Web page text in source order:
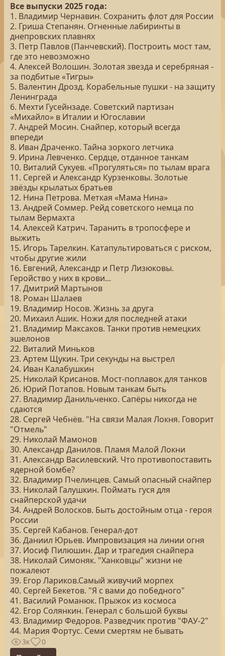
Все выпуски 2025 года:
1. Владимир Чернавин. Сохранить флот для России
2. Гриша Степанян. Огненные лабиринты в
днепровских плавнях
3. Петр Павлов (Панчевский). Построить мост там,
где это невозможно
4. Алексей Волошин. Золотая звезда и серебряная -
за подбитые «Тигры»
5. Валентин Дрозд. Корабельные пушки - на защиту
Ленинграда
6. Мехти Гусейнзаде. Советский партизан
«Михайло» в Италии и Югославии
7. Андрей Мосин. Снайпер, который всегда
впереди
8. Иван Драченко. Тайна зоркого летчика
9. Ирина Левченко. Сердце, отданное танкам
10. Виталий Сукуев. «Прогуляться» по тылам врага
11. Сергей и Александр Курзенковы. Золотые
звёзды крылатых братьев
12. Нина Петрова. Меткая «Мама Нина»
13. Андрей Соммер. Рейд советского немца по
тылам Вермахта
14. Алексей Катрич. Таранить в тропосфере и
выжить
15. Игорь Тарелкин. Катапультироваться с риском,
чтобы другие жили
16. Евгений, Александр и Петр Лизюковы.
Геройство у них в крови...
17. Дмитрий Мартынов
18. Роман Шалаев
19. Владимир Носов. Жизнь за друга
20. Михаил Ашик. Ножи для последней атаки
21. Владимир Максаков. Танки против немецких
эшелонов
22. Виталий Миньков
23. Артем Щукин. Три секунды на выстрел
24. Иван Калабушкин
25. Николай Крисанов. Мост-поплавок для танков
26. Юрий Потапов. Новым танкам быть
27. Владимир Данильченко. Сапёры никогда не
сдаются
28. Сергей Чебнёв. "На связи Малая Локня. Говорит
"Отмель"
29. Николай Мамонов
30. Александр Данилов. Пламя Малой Локни
31. Александр Василевский. Что противопоставить
ядерной бомбе?
32. Владимир Пчелинцев. Самый опасный снайпер
33. Николай Галушкин. Поймать гуся для
снайперской удачи
34. Андрей Волосков. Быть достойным отца - героя
России
35. Сергей Кабанов. Генерал-дот
36. Даниил Юрьев. Импровизация на линии огня
37. Иосиф Пилюшин. Дар и трагедия снайпера
38. Николай Симоняк. "Ханковцы" жизни не
пожалеют
39. Егор Лариков.Самый живучий морпех
40. Сергей Бекетов. "Я с вами до победного"
41. Василий Романюк. Прыжок из космоса
42. Егор Солянкин. Генерал с большой буквы
43. Владимир Федоров. Разведчик против "ФАУ-2"
44. Мария Фортус. Семи смертям не бывать
3к 0